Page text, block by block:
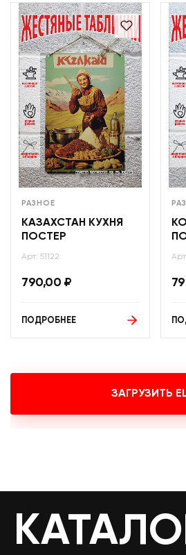
РАЗНОЕ
КАЗАХСТАН КУХНЯ
ПОСТЕР
Арт: 51122
790,00 ₽
ПОДРОБНЕЕ
ЗАГРУЗИТЬ